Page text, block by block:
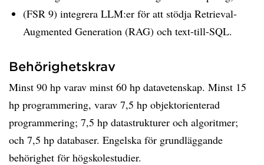
(FSR 9) integrera LLM:er för att stödja Retrieval-
Augmented Generation (RAG) och text-till-SQL.
Behörighetskrav
Minst 90 hp varav minst 60 hp datavetenskap. Minst 15
hp programmering, varav 7,5 hp objektorienterad
programmering; 7,5 hp datastrukturer och algoritmer;
och 7,5 hp databaser. Engelska för grundläggande
behörighet för högskolestudier.